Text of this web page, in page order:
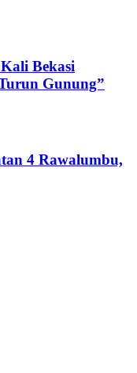
Bekasi
Gunung”
4 Rawalumbu,